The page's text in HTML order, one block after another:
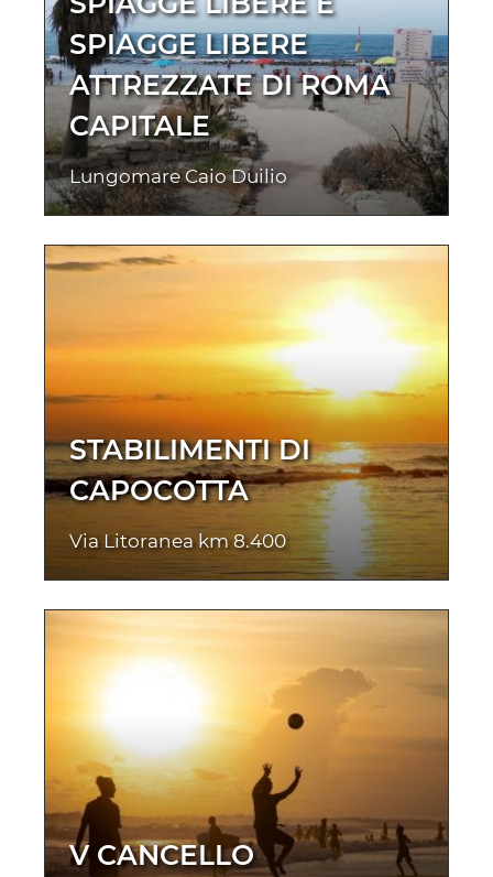
SPIAGGE LIBERE
ATTREZZATE DI ROMA
CAPITALE
Lungomare Caio Duilio
STABILIMENTI DI
CAPOCOTTA
Via Litoranea km 8.400
V CANCELLO